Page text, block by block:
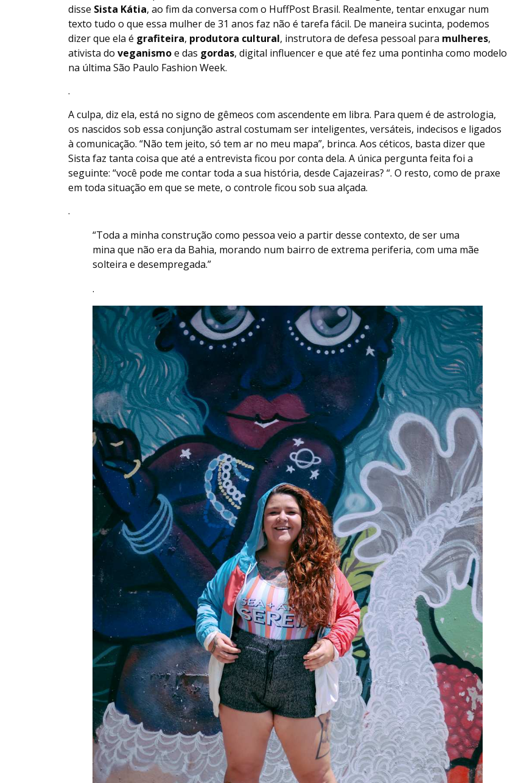
disse Sista Kátia, ao fim da conversa com o HuffPost Brasil. Realmente, tentar enxugar num
texto tudo o que essa mulher de 31 anos faz não é tarefa fácil. De maneira sucinta, podemos
dizer que ela é grafiteira, produtora cultural, instrutora de defesa pessoal para mulheres,
ativista do veganismoe das gordas, digital influencer e que até fez uma pontinha como modelo
na última São Paulo Fashion Week.
.
A culpa, diz ela, está no signo de gêmeos com ascendente em libra. Para quem é de astrologia,
os nascidos sob essa conjunção astral costumam ser inteligentes, versáteis, indecisos e ligados
à comunicação. “Não tem jeito, só tem ar no meu mapa”, brinca. Aos céticos, basta dizer que
Sista faz tanta coisa que até a entrevista ficou por conta dela. A única pergunta feita foi a
seguinte: “você pode me contar toda a sua história, desde Cajazeiras? “. O resto, como de praxe
em toda situação em que se mete, o controle ficou sob sua alçada.
.
“Toda a minha construção como pessoa veio a partir desse contexto, de ser uma
mina que não era da Bahia, morando num bairro de extrema periferia, com uma mãe
solteira e desempregada.”
.